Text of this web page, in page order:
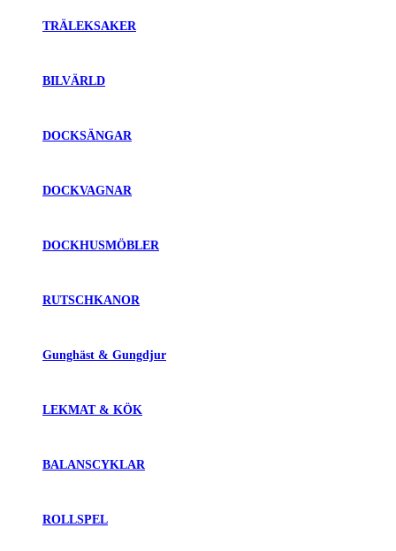
TRÄLEKSAKER
BILVÄRLD
DOCKSÄNGAR
DOCKVAGNAR
DOCKHUSMÖBLER
RUTSCHKANOR
Gunghäst & Gungdjur
LEKMAT & KÖK
BALANSCYKLAR
ROLLSPEL